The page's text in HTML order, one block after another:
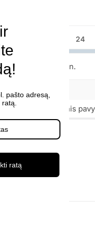
pašto adresą,
ratą